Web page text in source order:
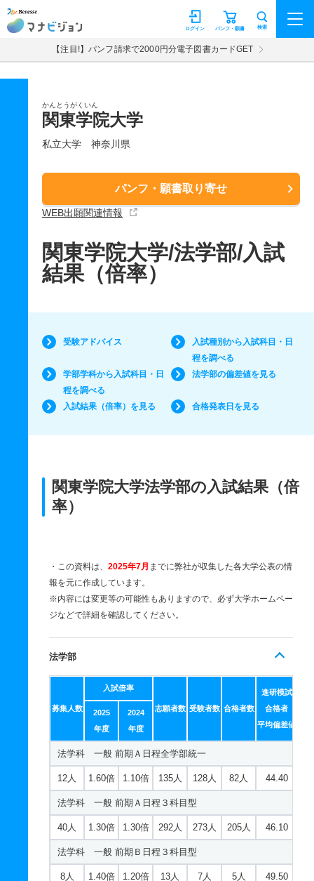
マナビジョン パンフ・願書
ログイン 検索
【注目!】パンフ請求で2000円分電子図書カードGET
かんとうがくいん
関東学院大学
私立大学 神奈川県
パンフ・願書取り寄せ
WEB出願関連情報
関東学院大学/法学部/入試
結果（倍率）
受験アドバイス
入試種別から入試科目・日
程を調べる
学部学科から入試科目・日
程を調べる
法学部の偏差値を見る
入試結果（倍率）を見る 合格発表日を見る
関東学院大学法学部の入試結果（倍
率）
・この資料は、 2025年7月 までに弊社が収集した各大学公表の情
報を元に作成しています。
※内容には変更等の可能性もありますので、必ず大学ホームペー
ジなどで詳細を確認してください。
法学部
募集人数
入試倍率
志願者数 受験者数 合格者数
進研模試
合格者
平均偏差値
2025
年度
2024
年度
法学科 一般 前期Ａ日程全学部統一
12人 1.60倍 1.10倍 135人 128人 82人 44.40
法学科 一般 前期Ａ日程３科目型
40人 1.30倍 1.30倍 292人 273人 205人 46.10
法学科 一般 前期Ｂ日程３科目型
8人 1.40倍 1.20倍 13人 7人 5人 49.50